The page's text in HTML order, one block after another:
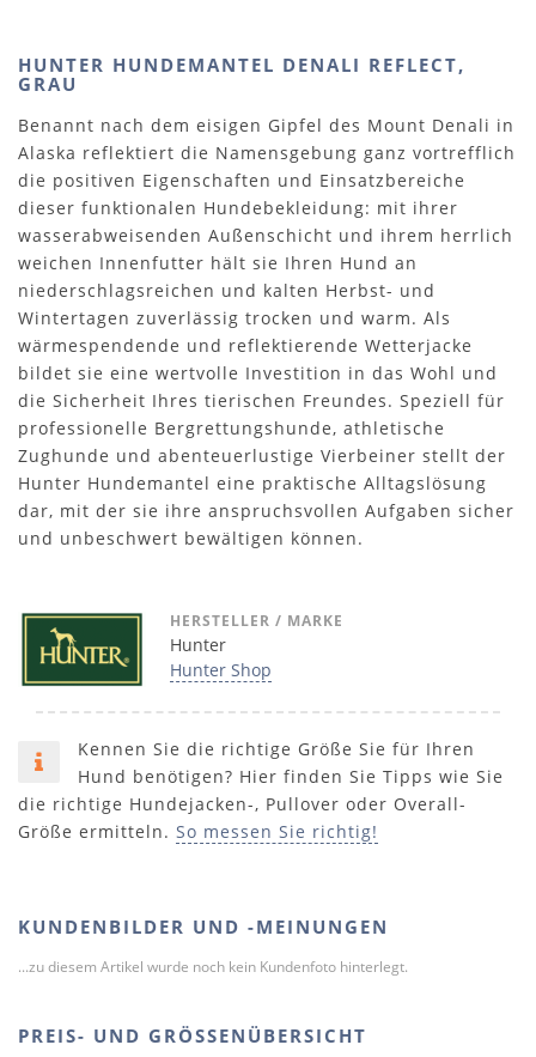
HUNTER HUNDEMANTEL DENALI REFLECT,
GRAU
Benannt nach dem eisigen Gipfel des Mount Denali in
Alaska reflektiert die Namensgebung ganz vortrefflich
die positiven Eigenschaften und Einsatzbereiche
dieser funktionalen Hundebekleidung: mit ihrer
wasserabweisenden Außenschicht und ihrem herrlich
weichen Innenfutter hält sie Ihren Hund an
niederschlagsreichen und kalten Herbst- und
Wintertagen zuverlässig trocken und warm. Als
wärmespendende und reflektierende Wetterjacke
bildet sie eine wertvolle Investition in das Wohl und
die Sicherheit Ihres tierischen Freundes. Speziell für
professionelle Bergrettungshunde, athletische
Zughunde und abenteuerlustige Vierbeiner stellt der
Hunter Hundemantel eine praktische Alltagslösung
dar, mit der sie ihre anspruchsvollen Aufgaben sicher
und unbeschwert bewältigen können.
HERSTELLER / MARKE
Hunter
Hunter Shop
Kennen Sie die richtige Größe Sie für Ihren
Hund benötigen? Hier finden Sie Tipps wie Sie
die richtige Hundejacken-, Pullover oder Overall-
Größe ermitteln. So messen Sie richtig!
KUNDENBILDER UND -MEINUNGEN
...zu diesem Artikel wurde noch kein Kundenfoto hinterlegt.
PREIS- UND GRÖSSENÜBERSICHT